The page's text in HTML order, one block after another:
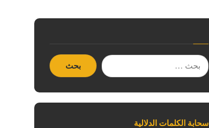
سحابة الكلمات الدلالية